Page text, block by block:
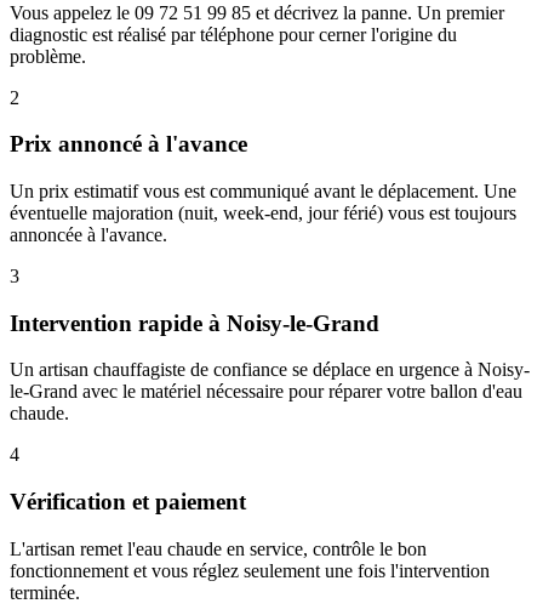
Vous appelez le 09 72 51 99 85 et décrivez la panne. Un premier
diagnostic est réalisé par téléphone pour cerner l'origine du
problème.
2
Prix annoncé à l'avance
Un prix estimatif vous est communiqué avant le déplacement. Une
éventuelle majoration (nuit, week-end, jour férié) vous est toujours
annoncée à l'avance.
3
Intervention rapide à Noisy-le-Grand
Un artisan chauffagiste de confiance se déplace en urgence à Noisy-
le-Grand avec le matériel nécessaire pour réparer votre ballon d'eau
chaude.
4
Vérification et paiement
L'artisan remet l'eau chaude en service, contrôle le bon
fonctionnement et vous réglez seulement une fois l'intervention
terminée.